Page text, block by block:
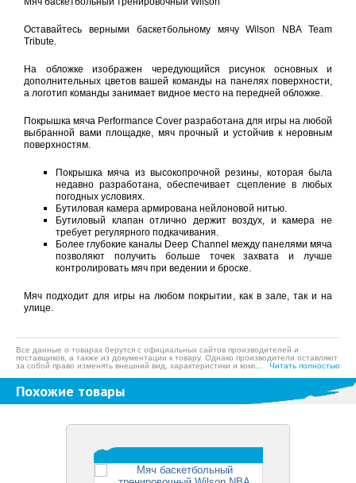
Оставайтесь верными баскетбольному мячу Wilson NBA Team
Tribute.
На обложке изображен чередующийся рисунок основных и
дополнительных цветов вашей команды на панелях поверхности,
а логотип команды занимает видное место на передней обложке.
Покрышка мяча Performance Cover разработана для игры на любой
выбранной вами площадке, мяч прочный и устойчив к неровным
поверхностям.
Покрышка мяча из высокопрочной резины, которая была
недавно разработана, обеспечивает сцепление в любых
погодных условиях.
Бутиловая камера армирована нейлоновой нитью.
Бутиловый клапан отлично держит воздух, и камера не
требует регулярного подкачивания.
Более глубокие каналы Deep Channel между панелями мяча
позволяют получить больше точек захвата и лучше
контролировать мяч при ведении и броске.
Мяч подходит для игры на любом покрытии, как в зале, так и на
улице.
Все данные о товарах берутся с официальных сайтов производителей и
поставщиков, а также из документации к товару. Однако производители оставляют
за собой право изменять внешний вид, характеристики и комплектацию товара,
пониманием к данному факту и заранее приносим извинения за возможные
неточности в описании и фотографиях товара. Будем благодарны вам за
сообщение об ошибках — это поможет сделать наш каталог еще точнее!
... Читать полностью
Похожие товары